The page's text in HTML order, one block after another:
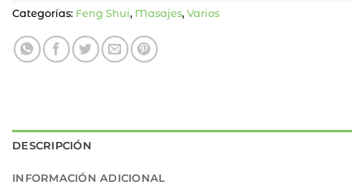
Categorías: Feng Shui, Masajes, Varios
DESCRIPCIÓN
INFORMACIÓN ADICIONAL